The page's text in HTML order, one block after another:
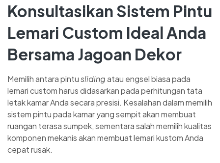
Konsultasikan Sistem Pintu
Lemari Custom Ideal Anda
Bersama Jagoan Dekor
Memilih antara pintuslidingatau engsel biasa pada
lemari custom harus didasarkan pada perhitungan tata
letak kamar Anda secara presisi. Kesalahan dalam memilih
sistem pintu pada kamar yang sempit akan membuat
ruangan terasa sumpek, sementara salah memilih kualitas
komponen mekanis akan membuat lemari kustom Anda
cepat rusak.